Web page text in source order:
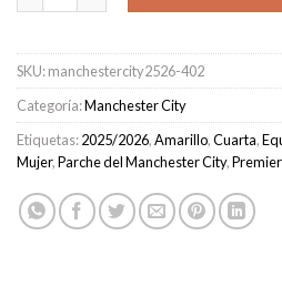
SKU:manchestercity2526-402
Categoría:Manchester City
Etiquetas:2025/2026,Amarillo,Cuarta,
Mujer,Parche del Manchester City,